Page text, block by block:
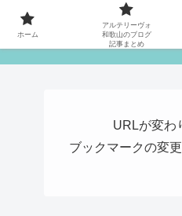
MATYの関西サッ
URLが変わ
ブックマークの変
ホーム
アルテリーヴォ
和歌山のブログ
記事まとめ